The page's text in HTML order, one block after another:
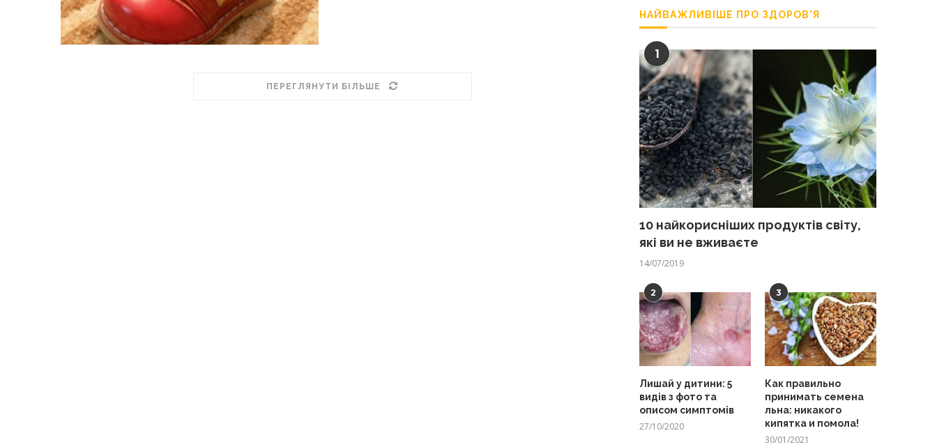
ПЕРЕГЛЯНУТИ БІЛЬШЕ
НАЙВАЖЛИВІШЕ ПРО ЗДОРОВ’Я
1
10 найкорисніших продуктів світу,
які ви не вживаєте
14/07/2019
2
Лишай у дитини: 5
видів з фото та
описом симптомів
27/10/2020
3
Как правильно
принимать семена
льна: никакого
кипятка и помола!
30/01/2021